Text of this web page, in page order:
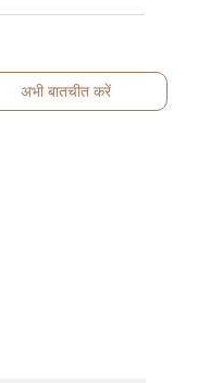
अभी बातचीत करें